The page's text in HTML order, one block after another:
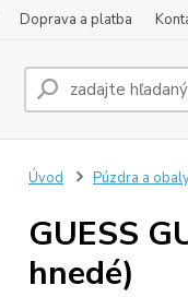
Doprava a platba
Úvod Púzdra a
GUESS
hnedé)